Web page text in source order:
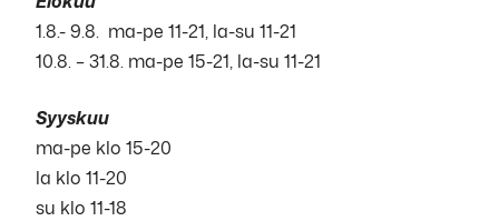
1.8.- 9.8. ma-pe 11-21, la-su 11-21
10.8. – 31.8. ma-pe 15-21, la-su 11-21
Syyskuu
ma-pe klo 15-20
la klo 11-20
su klo 11-18